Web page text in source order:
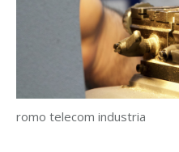
romo telecom industria